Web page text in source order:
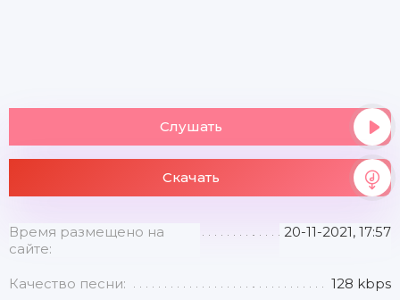
Слушать
Скачать
Время размещено на
сайте:
20-11-2021, 17:57
Качество песни: 128 kbps